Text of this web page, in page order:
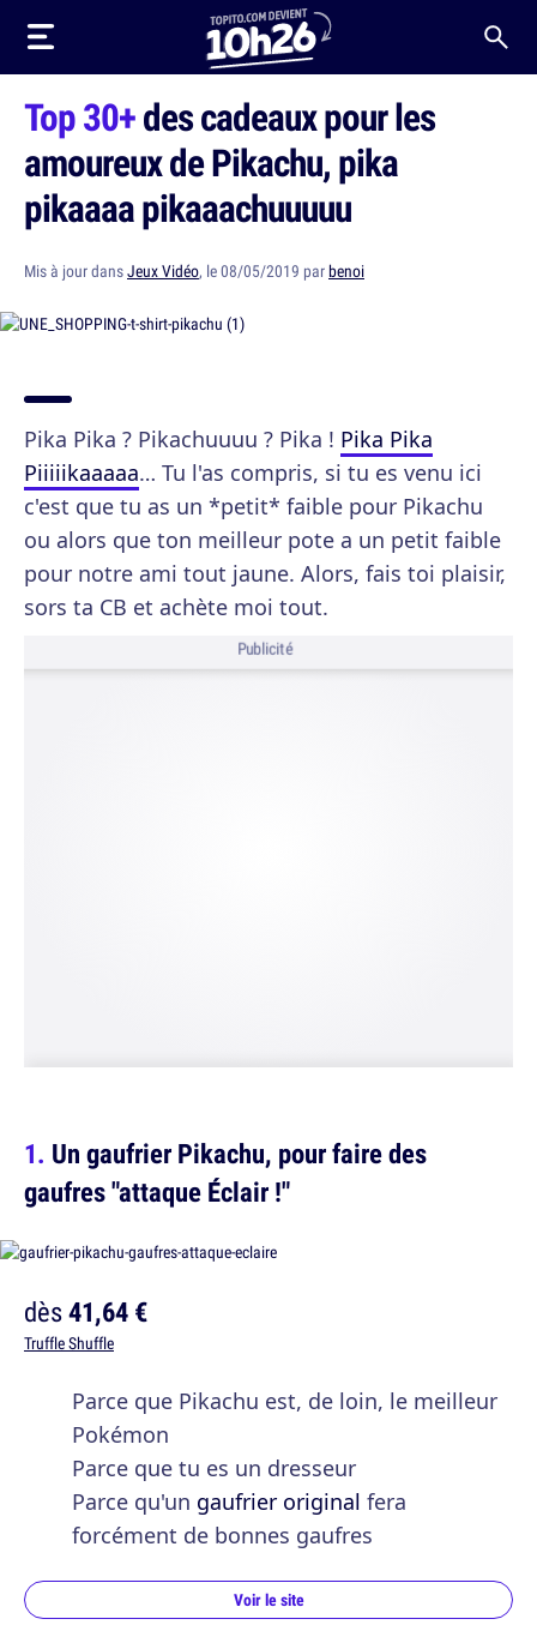
Top 30+des cadeaux pour les
amoureux de Pikachu, pika
pikaaaa pikaaachuuuuu
Mis à jour dansJeux Vidéo, le 08/05/2019 parbenoi
Pika Pika ? Pikachuuuu ? Pika ! Pika Pika
Piiiiikaaaaa… Tu l'as compris, si tu es venu ici
c'est que tu as un *petit* faible pour Pikachu
ou alors que ton meilleur pote a un petit faible
pour notre ami tout jaune. Alors, fais toi plaisir,
sors ta CB et achète moi tout.
Publicité
Un gaufrier Pikachu, pour faire des
gaufres "attaque Éclair !"
dès41,64 €
Truffle Shuffle
Parce que Pikachu est, de loin, le meilleur
Pokémon
Parce que tu es un dresseur
Parce qu'un gaufrier original fera
forcément de bonnes gaufres
Voir le site